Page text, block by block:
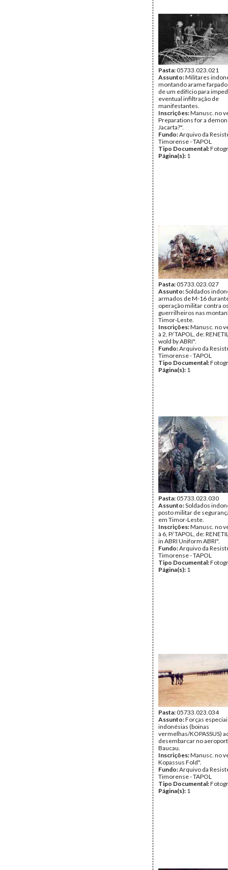
Pasta:05733.023.021
Assunto:Militares
montando arame
de um edifício para
eventual infiltração de
manifestantes.
Inscrições:Manusc. no
Preparations for a
Jacarta?".
Fundo:Arquivo da
Timorense - TAPOL
Tipo Documental:
Página(s): 1
Pasta:05733.023.027
Assunto:Soldados
armados de M-16
operação militar contra
guerrilheiros nas
Timor-Leste.
Inscrições:Manusc. no
à 2, P/ TAPOL, de:
wold by ABRI".
Fundo:Arquivo da
Timorense - TAPOL
Tipo Documental:
Página(s): 1
Pasta:05733.023.030
Assunto:Soldados
posto militar de
em Timor-Leste.
Inscrições:Manusc. no
à 6, P/ TAPOL, de:
in ABRI Uniform ABRI".
Fundo:Arquivo da
Timorense - TAPOL
Tipo Documental:
Página(s): 1
Pasta:05733.023.034
Assunto:Forças
indonésias (boinas
vermelhas/KOPASSUS)
desembarcar no
Baucau.
Inscrições:Manusc. no
Kopassus Fold".
Fundo:Arquivo da
Timorense - TAPOL
Tipo Documental:
Página(s): 1